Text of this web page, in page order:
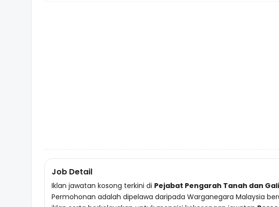
Job Detail
Iklan jawatan kosong terkini di Pejabat Pengarah Tanah dan
Permohonan adalah dipelawa daripada Warganegara Malaysia